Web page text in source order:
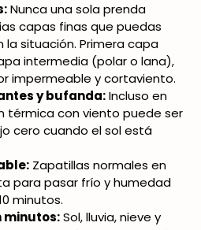
Nunca una sola prenda
capas finas que puedas
la situación. Primera capa
intermedia (polar o lana),
impermeable y cortaviento.
y bufanda:Incluso en
térmica con viento puede ser
cero cuando el sol está
Zapatillas normales en
para pasar frío y humedad
minutos.
minutos:Sol, lluvia, nieve y